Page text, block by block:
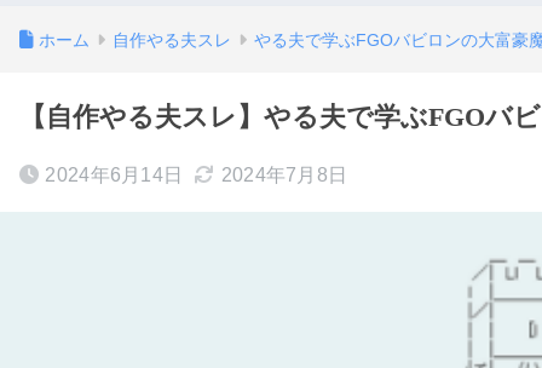
ホーム 自作やる夫スレ やる夫で学ぶFGOバビロンの大富豪
【自作やる夫スレ】やる夫で学ぶFGOバ
2024年6月14日 2024年7月8日